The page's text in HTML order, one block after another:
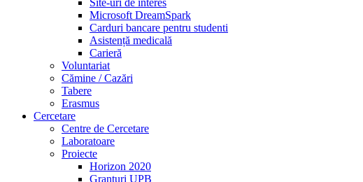
Site-uri de interes
Microsoft DreamSpark
Carduri bancare pentru studenti
Asistență medicală
Carieră
Voluntariat
Cămine / Cazări
Tabere
Erasmus
Cercetare
Centre de Cercetare
Laboratoare
Proiecte
Horizon 2020
Granturi UPB